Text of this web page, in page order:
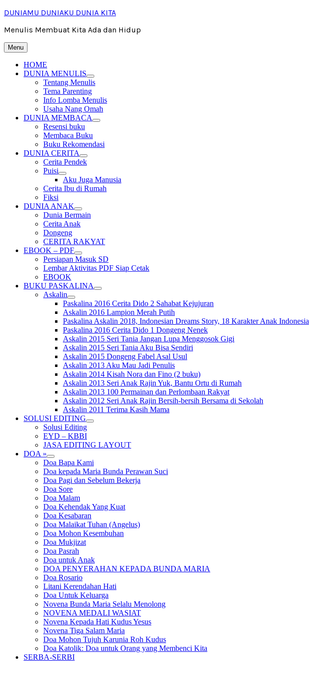
Skip
content
DUNIAMU DUNIAKU DUNIA KITA
Menulis Membuat Kita Ada dan Hidup
Menu
HOME
DUNIA MENULIS
expand
child
menu
Tentang Menulis
Tema Parenting
Info Lomba Menulis
Usaha Nang Omah
DUNIA MEMBACA
expand
Resensi buku
Membaca Buku
Buku Rekomendasi
DUNIA CERITA
expand
child
Cerita Pendek
Puisi
expand
child
menu
Aku Juga Manusia
Cerita Ibu di Rumah
Fiksi
DUNIA ANAK
expand
child
menu
Dunia Bermain
Cerita Anak
Dongeng
CERITA RAKYAT
EBOOK – PDF
expand
child
menu
Persiapan Masuk SD
Lembar Aktivitas PDF Siap Cetak
EBOOK
BUKU PASKALINA
expand
child
menu
Askalin
expand
child
menu
Paskalina 2016 Cerita Dido 2 Sahabat Kejujuran
Askalin 2016 Lampion Merah Putih
Paskalina Askalin 2018, Indonesian Dreams Story, 18 Karakter Anak Indonesia
Paskalina 2016 Cerita Dido 1 Dongeng Nenek
Askalin 2015 Seri Tania Jangan Lupa Menggosok Gigi
Askalin 2015 Seri Tania Aku Bisa Sendiri
Askalin 2015 Dongeng Fabel Asal Usul
Askalin 2013 Aku Mau Jadi Penulis
Askalin 2014 Kisah Nora dan Fino (2 buku)
Askalin 2013 Seri Anak Rajin Yuk, Bantu Ortu di Rumah
Askalin 2013 100 Permainan dan Perlombaan Rakyat
Askalin 2012 Seri Anak Rajin Bersih-bersih Bersama di Sekolah
Askalin 2011 Terima Kasih Mama
SOLUSI EDITING
expand
Solusi Editing
EYD – KBBI
JASA EDITING LAYOUT
DOA »
expand
child
menu
Doa Bapa Kami
Doa kepada Maria Bunda Perawan Suci
Doa Pagi dan Sebelum Bekerja
Doa Sore
Doa Malam
Doa Kehendak Yang Kuat
Doa Kesabaran
Doa Malaikat Tuhan (Angelus)
Doa Mohon Kesembuhan
Doa Mukjizat
Doa Pasrah
Doa untuk Anak
DOA PENYERAHAN KEPADA BUNDA MARIA
Doa Rosario
Litani Kerendahan Hati
Doa Untuk Keluarga
Novena Bunda Maria Selalu Menolong
NOVENA MEDALI WASIAT
Novena Kepada Hati Kudus Yesus
Novena Tiga Salam Maria
Doa Mohon Tujuh Karunia Roh Kudus
Doa Katolik: Doa untuk Orang yang Membenci Kita
SERBA-SERBI